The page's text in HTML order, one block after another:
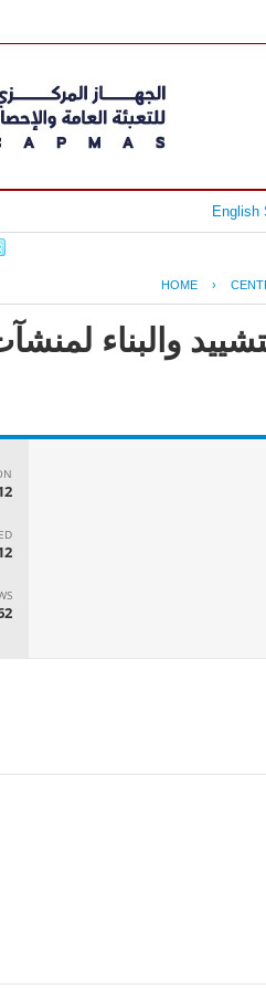
English
HOME ›
والبناء